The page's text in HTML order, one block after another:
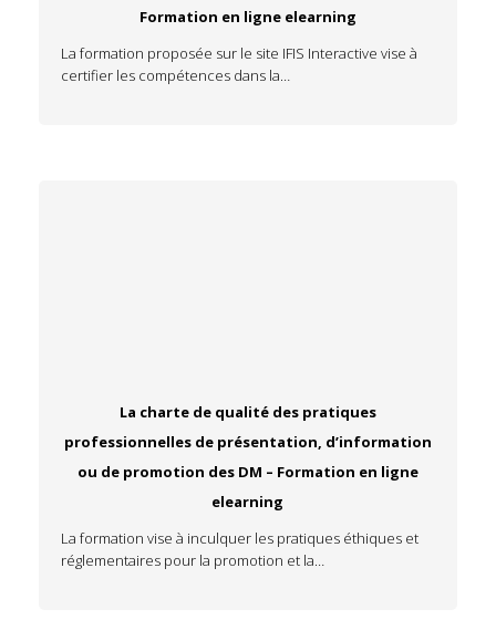
Formation en ligne elearning
La formation proposée sur le site IFIS Interactive vise à
certifier les compétences dans la…
La charte de qualité des pratiques
professionnelles de présentation, d’information
ou de promotion des DM – Formation en ligne
elearning
La formation vise à inculquer les pratiques éthiques et
réglementaires pour la promotion et la…